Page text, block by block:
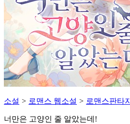
소설 > 로맨스 웹소설 > 로맨스판타지
너만은 고양인 줄 알았는데!